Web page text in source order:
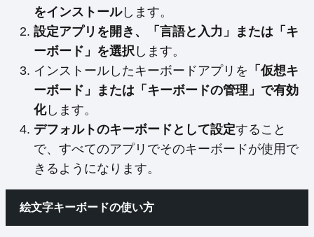
をインストールします。
設定アプリを開き、「言語と入力」または「キ
ーボード」を選択 します。
インストールしたキーボードアプリを 「仮想キ
ーボード」または「キーボードの管理」で有効
化します。
デフォルトのキーボードとして設定すること
で、すべてのアプリでそのキーボードが使用で
きるようになります。
絵文字キーボードの使い方